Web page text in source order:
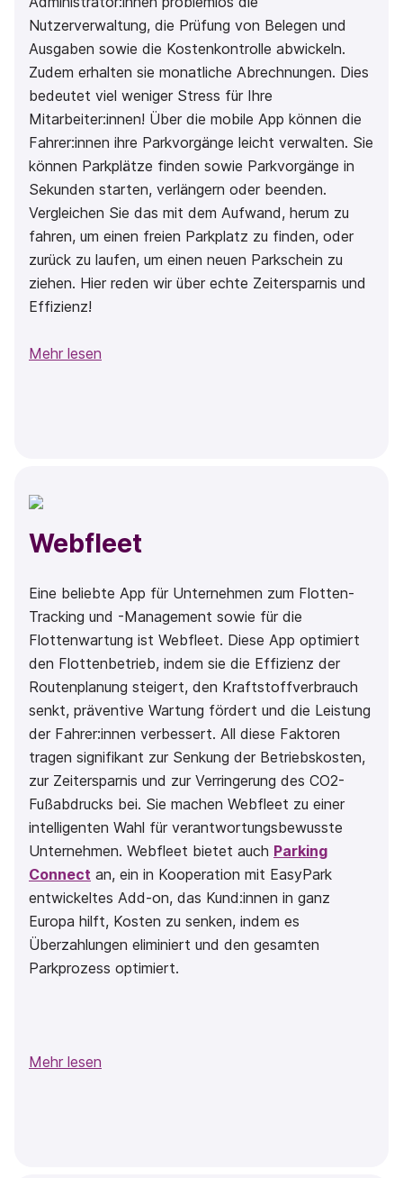
Nutzerverwaltung, die Prüfung von Belegen und
Ausgaben sowie die Kostenkontrolle abwickeln.
Zudem erhalten sie monatliche Abrechnungen. Dies
bedeutet viel weniger Stress für Ihre
Mitarbeiter:innen! Über die mobile App können die
Fahrer:innen ihre Parkvorgänge leicht verwalten. Sie
können Parkplätze finden sowie Parkvorgänge in
Sekunden starten, verlängern oder beenden.
Vergleichen Sie das mit dem Aufwand, herum zu
fahren, um einen freien Parkplatz zu finden, oder
zurück zu laufen, um einen neuen Parkschein zu
ziehen. Hier reden wir über echte Zeitersparnis und
Effizienz!
Mehr lesen
Webfleet
Eine beliebte App für Unternehmen zum Flotten-
Tracking und -Management sowie für die
Flottenwartung ist Webfleet. Diese App optimiert
den Flottenbetrieb, indem sie die Effizienz der
Routenplanung steigert, den Kraftstoffverbrauch
senkt, präventive Wartung fördert und die Leistung
der Fahrer:innen verbessert. All diese Faktoren
tragen signifikant zur Senkung der Betriebskosten,
zur Zeitersparnis und zur Verringerung des CO2-
Fußabdrucks bei. Sie machen Webfleet zu einer
intelligenten Wahl für verantwortungsbewusste
Unternehmen. Webfleet bietet auch Parking
Connect an, ein in Kooperation mit EasyPark
entwickeltes Add-on, das Kund:innen in ganz
Europa hilft, Kosten zu senken, indem es
Überzahlungen eliminiert und den gesamten
Parkprozess optimiert.
Mehr lesen